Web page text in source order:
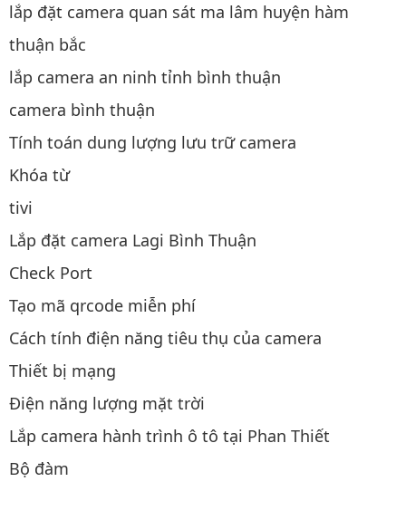
lắp đặt camera quan sát ma lâm huyện hàm
thuận bắc
lắp camera an ninh tỉnh bình thuận
camera bình thuận
Tính toán dung lượng lưu trữ camera
Khóa từ
tivi
Lắp đặt camera Lagi Bình Thuận
Check Port
Tạo mã qrcode miễn phí
Cách tính điện năng tiêu thụ của camera
Thiết bị mạng
Điện năng lượng mặt trời
Lắp camera hành trình ô tô tại Phan Thiết
Bộ đàm